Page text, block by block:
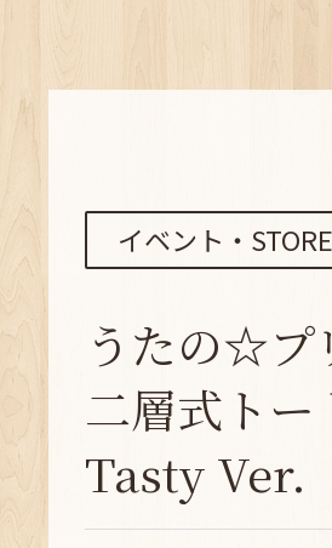
イベント・
うたの☆
二層式ト
Tasty Ver.